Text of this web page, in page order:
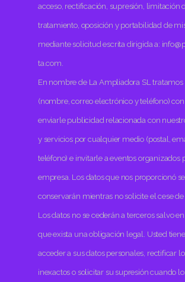
acceso, rectificación, supresión, limitación
tratamiento, oposición y portabilidad de
mediante solicitud escrita dirigida a:
ta.com.
En nombre de La Ampliadora SL tratamos
(nombre, correo electrónico y teléfono)
enviarle publicidad relacionada con
y servicios por cualquier medio (postal,
teléfono) e invitarle a eventos organizados
empresa. Los datos que nos proporcionó se
conservarán mientras no solicite el cese de
Los datos no se cederán a terceros salvo
que exista una obligación legal. Usted
acceder a sus datos personales, rectificar
inexactos o solicitar su supresión cuando